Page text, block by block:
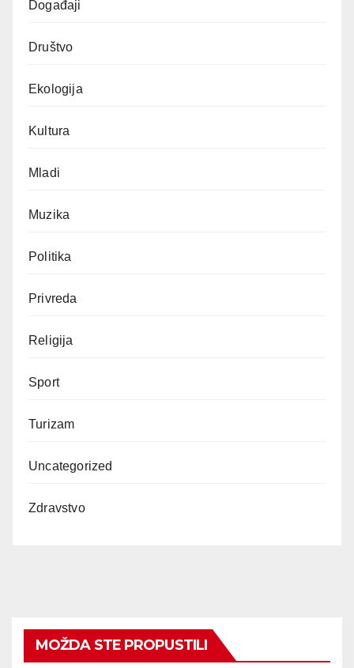
Događaji
Društvo
Ekologija
Kultura
Mladi
Muzika
Politika
Privreda
Religija
Sport
Turizam
Uncategorized
Zdravstvo
MOŽDA STE PROPUSTILI